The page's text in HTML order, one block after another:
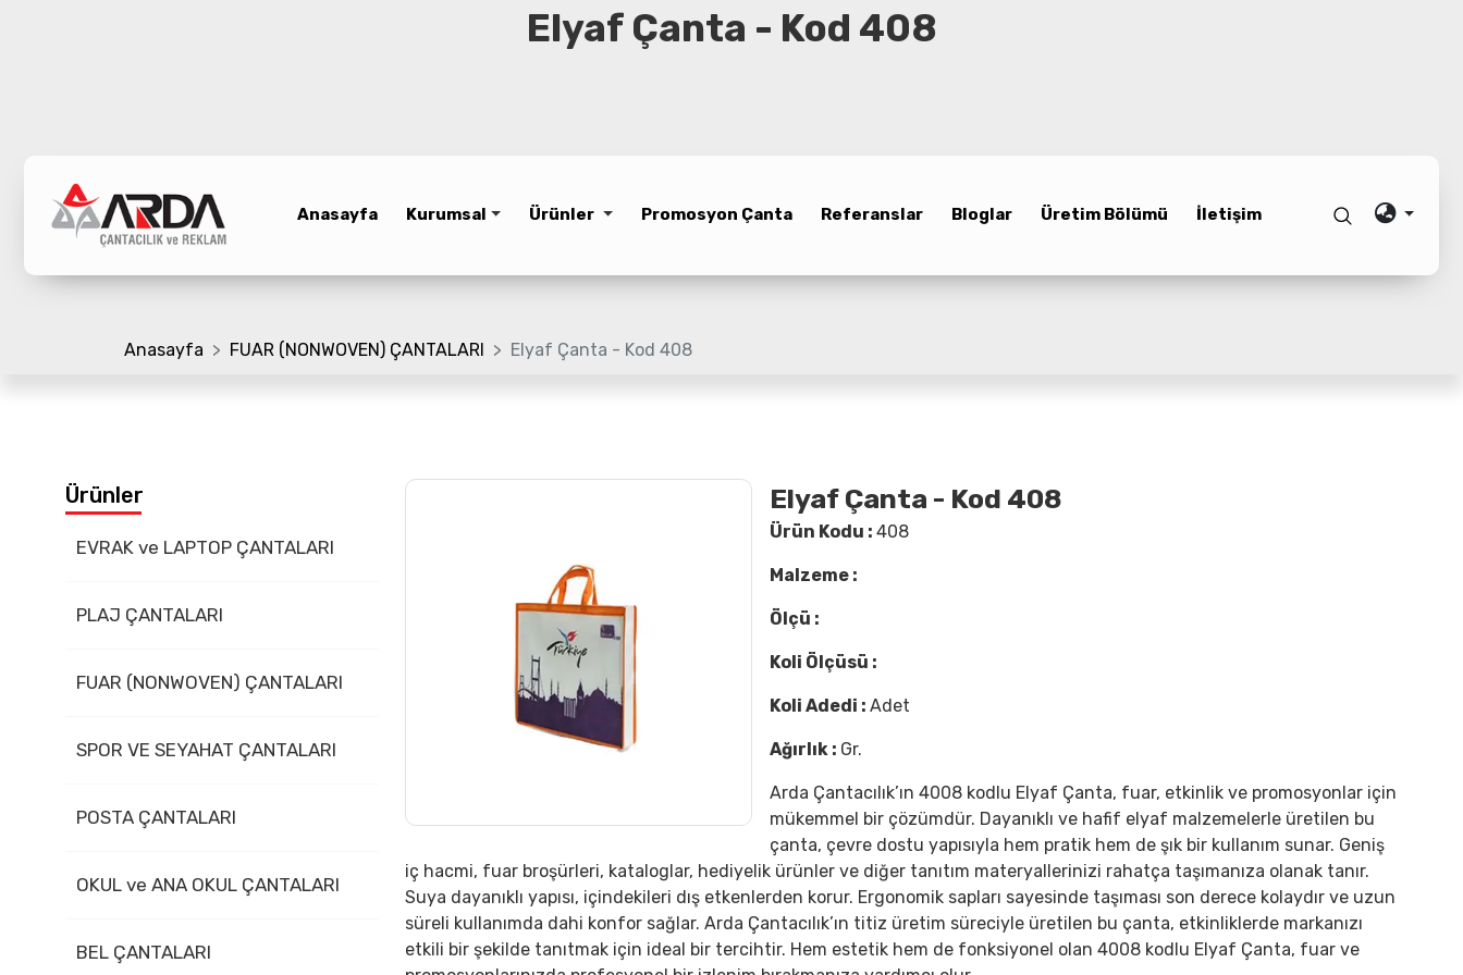
Anasayfa Kurumsal Ürünler Promosyon Çanta Referanslar Bloglar Üretim Bölümü İletişim
Kurumsal
Ürünler
Referanslar
İletişim
Elyaf Çanta - Kod 408
Anasayfa FUAR (NONWOVEN) ÇANTALARI Elyaf Çanta - Kod 408
Ürünler
EVRAK ve LAPTOP ÇANTALARI
PLAJ ÇANTALARI
FUAR (NONWOVEN) ÇANTALARI
SPOR VE SEYAHAT ÇANTALARI
POSTA ÇANTALARI
OKUL ve ANA OKUL ÇANTALARI
BEL ÇANTALARI
Elyaf Çanta - Kod 408
Ürün Kodu :408
Malzeme :
Ölçü :
Koli Ölçüsü :
Koli Adedi :Adet
Ağırlık : Gr.
Arda Çantacılık’ın 4008 kodlu Elyaf Çanta, fuar, etkinlik ve promosyonlar için
mükemmel bir çözümdür. Dayanıklı ve hafif elyaf malzemelerle üretilen bu
çanta, çevre dostu yapısıyla hem pratik hem de şık bir kullanım sunar. Geniş
iç hacmi, fuar broşürleri, kataloglar, hediyelik ürünler ve diğer tanıtım materyallerinizi rahatça taşımanıza olanak tanır.
Suya dayanıklı yapısı, içindekileri dış etkenlerden korur. Ergonomik sapları sayesinde taşıması son derece kolaydır ve uzun
süreli kullanımda dahi konfor sağlar. Arda Çantacılık’ın titiz üretim süreciyle üretilen bu çanta, etkinliklerde markanızı
etkili bir şekilde tanıtmak için ideal bir tercihtir. Hem estetik hem de fonksiyonel olan 4008 kodlu Elyaf Çanta, fuar ve